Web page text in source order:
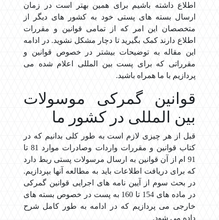
اطلاع داشته باشیم برای همین بهتر است در زمان
ارسال بسته های پستی خود به کشور های دیگر از
متخصصان این امر که از تمامی قوانین و مقررات
اطلاع دارند کمک بگیرید تا دچار مشکل نشوید. در ادامه
این مقاله به توضیحات بیشتر در خصوص قوانین و
مقرراتی که برای پست بین المللی اعلام شده می
پردازیم با ما همراه باشید.
قوانین گمرکی موسولات
بین المللی در کشور ما
قبل از هر چیزی لازم است به طور کلی بدانیم که در
کتاب قوانین و مقررات واردات وصادرات موارد 81 تا
91 ام از آن قوانین به ارسال مرسولات پستی ربط دارد
که برای دریافت اطلاعات باید به مطالعه آنها بپردازیم.
در بحث سوم از آیین نامه های اجرایی قوانین گمرکی
در ماده های 154 تا 160 به پست در خصوص بسته های
خارجی می پردازیم که در ادامه به طور کامل شرح
داده می شود.